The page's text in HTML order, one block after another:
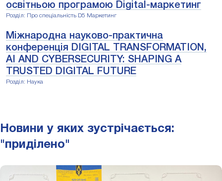
освітньою програмою Digital-маркетинг
Розділ: Про спеціальність D5 Маркетинг
Міжнародна науково-практична
конференція DIGITAL TRANSFORMATION,
AI AND CYBERSECURITY: SHAPING A
TRUSTED DIGITAL FUTURE
Розділ: Наука
Новини у яких зустрічається:
"приділено"